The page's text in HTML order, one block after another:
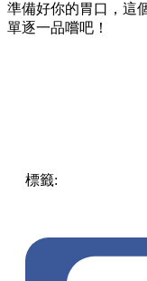
準備好你的胃口，這
單逐一品嚐吧！
標籤: